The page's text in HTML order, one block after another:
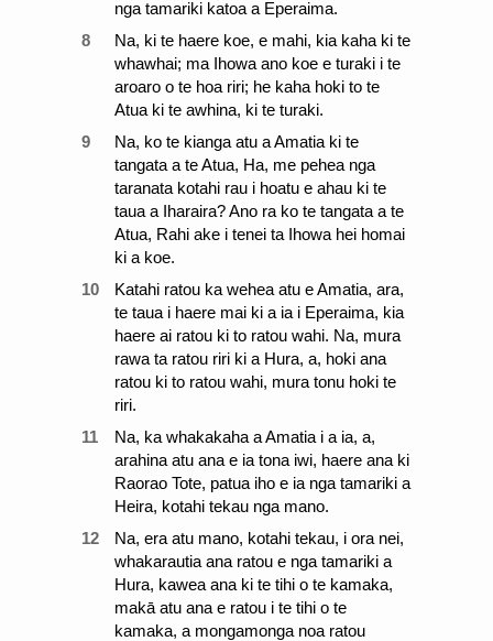
nga tamariki katoa a Eperaima.
8
Na, ki te haere koe, e mahi, kia kaha ki te
whawhai; ma Ihowa ano koe e turaki i te
aroaro o te hoa riri; he kaha hoki to te
Atua ki te awhina, ki te turaki.
9
Na, ko te kianga atu a Amatia ki te
tangata a te Atua, Ha, me pehea nga
taranata kotahi rau i hoatu e ahau ki te
taua a Iharaira? Ano ra ko te tangata a te
Atua, Rahi ake i tenei ta Ihowa hei homai
ki a koe.
10
Katahi ratou ka wehea atu e Amatia, ara,
te taua i haere mai ki a ia i Eperaima, kia
haere ai ratou ki to ratou wahi. Na, mura
rawa ta ratou riri ki a Hura, a, hoki ana
ratou ki to ratou wahi, mura tonu hoki te
riri.
11
Na, ka whakakaha a Amatia i a ia, a,
arahina atu ana e ia tona iwi, haere ana ki
Raorao Tote, patua iho e ia nga tamariki a
Heira, kotahi tekau nga mano.
12
Na, era atu mano, kotahi tekau, i ora nei,
whakarautia ana ratou e nga tamariki a
Hura, kawea ana ki te tihi o te kamaka,
makā atu ana e ratou i te tihi o te
kamaka, a mongamonga noa ratou